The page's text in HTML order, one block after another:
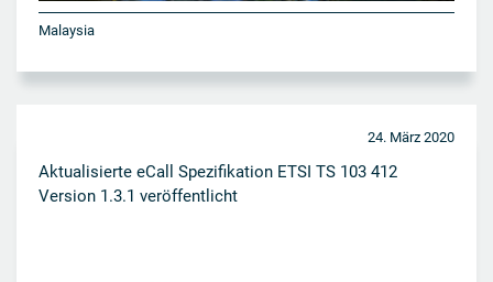
Malaysia
24. März 2020
Aktualisierte eCall Spezifikation ETSI TS 103 412
Version 1.3.1 veröffentlicht